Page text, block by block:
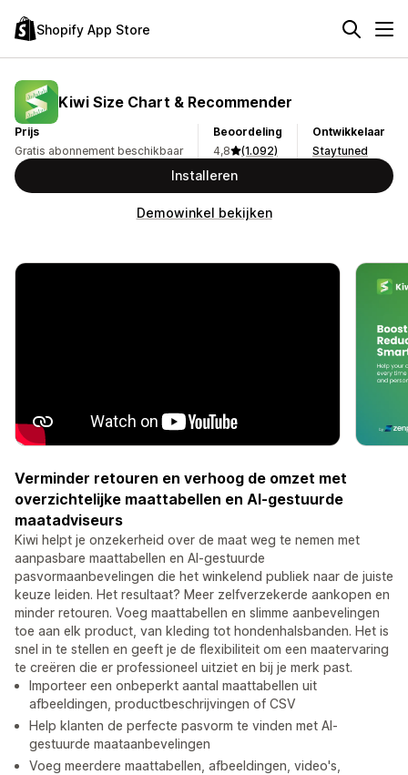
Shopify App Store
Kiwi Size Chart & Recommender
Prijs
Gratis abonnement beschikbaar
Beoordeling
4,8
(1.092)
Ontwikkelaar
Staytuned
Installeren
Demowinkel bekijken
Verminder retouren en verhoog de omzet met
overzichtelijke maattabellen en AI-gestuurde
maatadviseurs
Kiwi helpt je onzekerheid over de maat weg te nemen met
aanpasbare maattabellen en AI-gestuurde
pasvormaanbevelingen die het winkelend publiek naar de juiste
keuze leiden. Het resultaat? Meer zelfverzekerde aankopen en
minder retouren. Voeg maattabellen en slimme aanbevelingen
toe aan elk product, van kleding tot hondenhalsbanden. Het is
snel in te stellen en geeft je de flexibiliteit om een maatervaring
te creëren die er professioneel uitziet en bij je merk past.
Importeer een onbeperkt aantal maattabellen uit
afbeeldingen, productbeschrijvingen of CSV
Help klanten de perfecte pasvorm te vinden met AI-
gestuurde maataanbevelingen
Voeg meerdere maattabellen, afbeeldingen, video's,